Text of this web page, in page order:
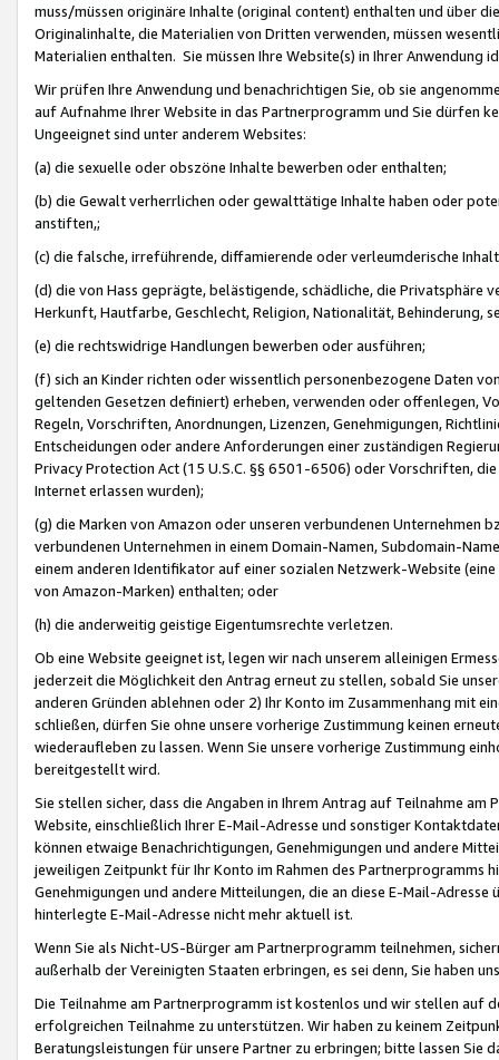
muss/müssen originäre Inhalte (original content) enthalten und über
Originalinhalte, die Materialien von Dritten verwenden, müssen
Materialien enthalten. Sie müssen Ihre Website(s) in Ihrer Anwendung
Wir prüfen Ihre Anwendung und benachrichtigen Sie, ob sie
auf Aufnahme Ihrer Website in das Partnerprogramm und Sie dürfen
Ungeeignet sind unter anderem Websites:
(a) die sexuelle oder obszöne Inhalte bewerben oder enthalten;
(b) die Gewalt verherrlichen oder gewalttätige Inhalte haben oder
anstiften,;
(c) die falsche, irreführende, diffamierende oder verleumderische
(d) die von Hass geprägte, belästigende, schädliche, die Privatsphäre
Herkunft, Hautfarbe, Geschlecht, Religion, Nationalität, Behinderung,
(e) die rechtswidrige Handlungen bewerben oder ausführen;
(f) sich an Kinder richten oder wissentlich personenbezogene Daten
geltenden Gesetzen definiert) erheben, verwenden oder offenlegen,
Regeln, Vorschriften, Anordnungen, Lizenzen, Genehmigungen,
Entscheidungen oder andere Anforderungen einer zuständigen
Privacy Protection Act (15 U.S.C. §§ 6501-6506) oder Vorschriften,
Internet erlassen wurden);
(g) die Marken von Amazon oder unseren verbundenen Unternehmen
verbundenen Unternehmen in einem Domain-Namen, Subdomain-
einem anderen Identifikator auf einer sozialen Netzwerk-Website
von Amazon-Marken) enthalten; oder
(h) die anderweitig geistige Eigentumsrechte verletzen.
Ob eine Website geeignet ist, legen wir nach unserem alleinigen
jederzeit die Möglichkeit den Antrag erneut zu stellen, sobald Sie
anderen Gründen ablehnen oder 2) Ihr Konto im Zusammenhang mit
schließen, dürfen Sie ohne unsere vorherige Zustimmung keinen
wiederaufleben zu lassen. Wenn Sie unsere vorherige Zustimmung
bereitgestellt wird.
Sie stellen sicher, dass die Angaben in Ihrem Antrag auf Teilnahme
Website, einschließlich Ihrer E-Mail-Adresse und sonstiger
können etwaige Benachrichtigungen, Genehmigungen und andere
jeweiligen Zeitpunkt für Ihr Konto im Rahmen des Partnerprogramms
Genehmigungen und andere Mitteilungen, die an diese E-Mail-
hinterlegte E-Mail-Adresse nicht mehr aktuell ist.
Wenn Sie als Nicht-US-Bürger am Partnerprogramm teilnehmen,
außerhalb der Vereinigten Staaten erbringen, es sei denn, Sie haben
Die Teilnahme am Partnerprogramm ist kostenlos und wir stellen auf
erfolgreichen Teilnahme zu unterstützen. Wir haben zu keinem
Beratungsleistungen für unsere Partner zu erbringen; bitte lassen Sie